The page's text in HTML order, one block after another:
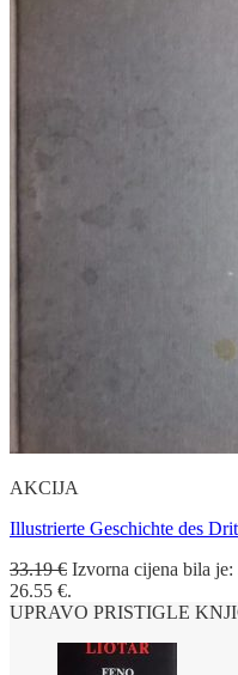
AKCIJA
Illustrierte Geschichte des
33.19€ Izvorna cijena bila je:
26.55 €.
UPRAVO PRISTIGLE